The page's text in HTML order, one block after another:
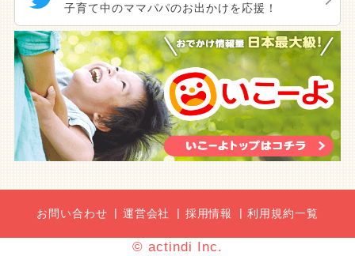
子育て中のママパパのお出かけを応援！
お問い合わせ 運営会社 採用情報 利用規約一覧
© actindi Inc.